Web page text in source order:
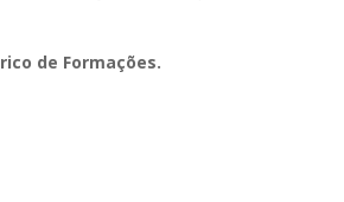
de Formações.